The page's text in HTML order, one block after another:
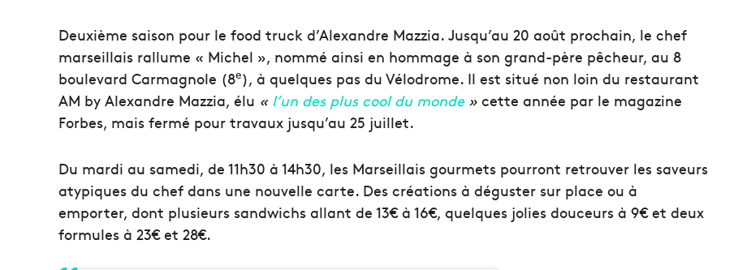
Deuxième saison pour le food truck d’Alexandre Mazzia. Jusqu’au 20 août prochain, le chef
marseillais rallume « Michel », nommé ainsi en hommage à son grand-père pêcheur, au 8
boulevard Carmagnole (8e), à quelques pas du Vélodrome. Il est situé non loin du restaurant
AM by Alexandre Mazzia, élu « l’un des plus cool du monde » cette année par le magazine
Forbes, mais fermé pour travaux jusqu’au 25 juillet.
Du mardi au samedi, de 11h30 à 14h30, les Marseillais gourmets pourront retrouver les saveurs
atypiques du chef dans une nouvelle carte. Des créations à déguster sur place ou à
emporter, dont plusieurs sandwichs allant de 13€ à 16€, quelques jolies douceurs à 9€ et deux
formules à 23€ et 28€.